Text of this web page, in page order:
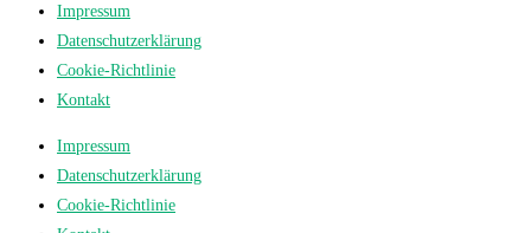
Impressum
Datenschutzerklärung
Cookie-Richtlinie
Kontakt
Impressum
Datenschutzerklärung
Cookie-Richtlinie